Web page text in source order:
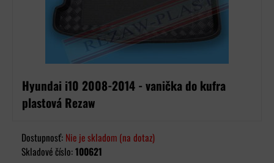
Hyundai i10 2008-2014 - vanička do kufra
plastová Rezaw
Dostupnosť: Nie je skladom (na dotaz)
Skladové číslo:100621